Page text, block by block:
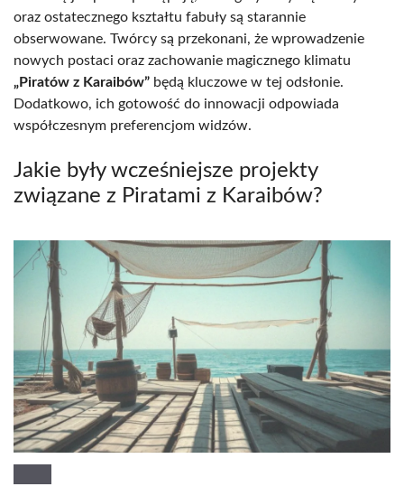
oraz ostatecznego kształtu fabuły są starannie
obserwowane. Twórcy są przekonani, że wprowadzenie
nowych postaci oraz zachowanie magicznego klimatu
„Piratów z Karaibów” będą kluczowe w tej odsłonie.
Dodatkowo, ich gotowość do innowacji odpowiada
współczesnym preferencjom widzów.
Jakie były wcześniejsze projekty
związane z Piratami z Karaibów?